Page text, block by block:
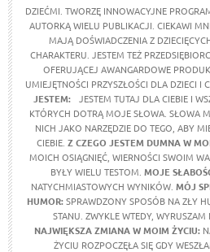
DZIEĆMI. TWORZĘ INNOWACYJNE
AUTORKĄ WIELU PUBLIKACJI. CIEKAWI
MAJĄ DOŚWIADCZENIA Z
CHARAKTERU. JESTEM TEŻ
OFERUJĄCEJ AWANGARDOWE
UMIEJĘTNOŚCI PRZYSZŁOŚCI DLA DZIECI I
JESTEM: JESTEM TUTAJ DLA CIEBIE I
KTÓRYCH DOTRĄ MOJE SŁOWA. SŁOWA
NICH JAKO NARZĘDZIE DO TEGO, ABY
CIEBIE. Z CZEGO JESTEM DUMNA W
MOICH OSIĄGNIĘĆ, WIERNOŚCI SWOIM
BYŁY WIELU TESTOM. MOJE
NATYCHMIASTOWYCH WYNIKÓW. MÓJ
HUMOR:SPRAWDZONY SPOSÓB NA ZŁY
STANU. ZWYKLE WTEDY, WYRUSZAM
NAJWIĘKSZA ZMIANA W MOIM ŻYCIU:
ŻYCIU ROZPOCZĘŁA SIĘ GDY